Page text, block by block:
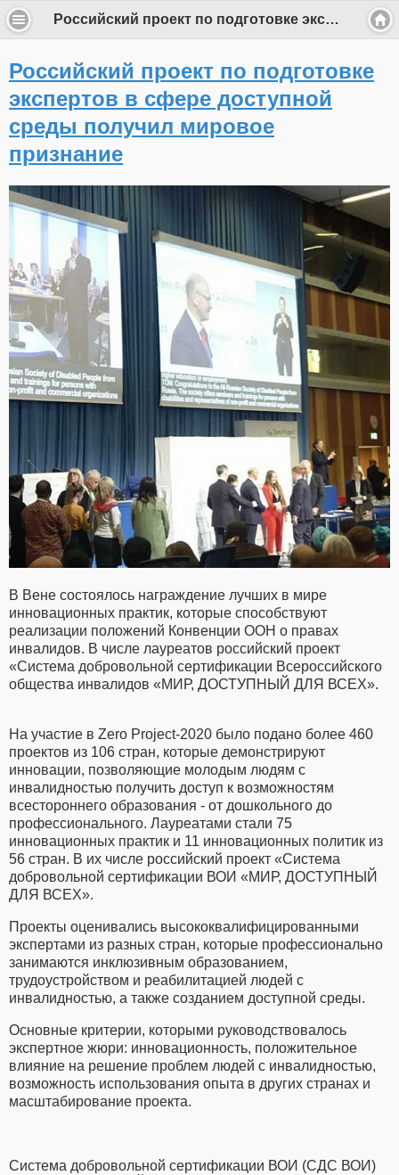
Российский проект по подготовке экспертов в сфере доступной среды получил мировое признание
Российский проект по подготовке
экспертов в сфере доступной
среды получил мировое
признание
В Вене состоялось награждение лучших в мире
инновационных практик, которые способствуют
реализации положений Конвенции ООН о правах
инвалидов. В числе лауреатов российский проект
«Система добровольной сертификации Всероссийского
общества инвалидов «МИР, ДОСТУПНЫЙ ДЛЯ ВСЕХ».
На участие в Zero Project-2020 было подано более 460
проектов из 106 стран, которые демонстрируют
инновации, позволяющие молодым людям с
инвалидностью получить доступ к возможностям
всестороннего образования - от дошкольного до
профессионального. Лауреатами стали 75
инновационных практик и 11 инновационных политик из
56 стран. В их числе российский проект «Система
добровольной сертификации ВОИ «МИР, ДОСТУПНЫЙ
ДЛЯ ВСЕХ».
Проекты оценивались высококвалифицированными
экспертами из разных стран, которые профессионально
занимаются инклюзивным образованием,
трудоустройством и реабилитацией людей с
инвалидностью, а также созданием доступной среды.
Основные критерии, которыми руководствовалось
экспертное жюри: инновационность, положительное
влияние на решение проблем людей с инвалидностью,
возможность использования опыта в других странах и
масштабирование проекта.
Система добровольной сертификации ВОИ (СДС ВОИ)